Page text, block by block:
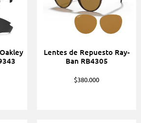
Lentes de Repuesto Ray-
Ban RB4305
$380.000